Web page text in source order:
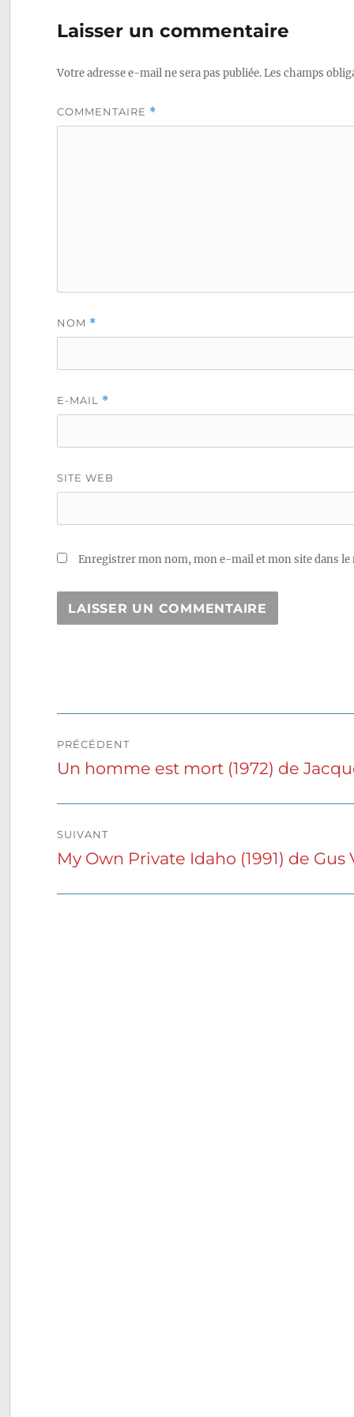
de
l’article
Laisser un commentaire
Votre adresse e-mail ne sera pas publiée.Les champs
COMMENTAIRE *
NOM *
E-MAIL *
SITE WEB
Enregistrer mon nom, mon e-mail et mon site dans
de
PRÉCÉDENT
Publication
Un homme est mort (1972) de
SUIVANT
Publication
My Own Private Idaho (1991) de Gus